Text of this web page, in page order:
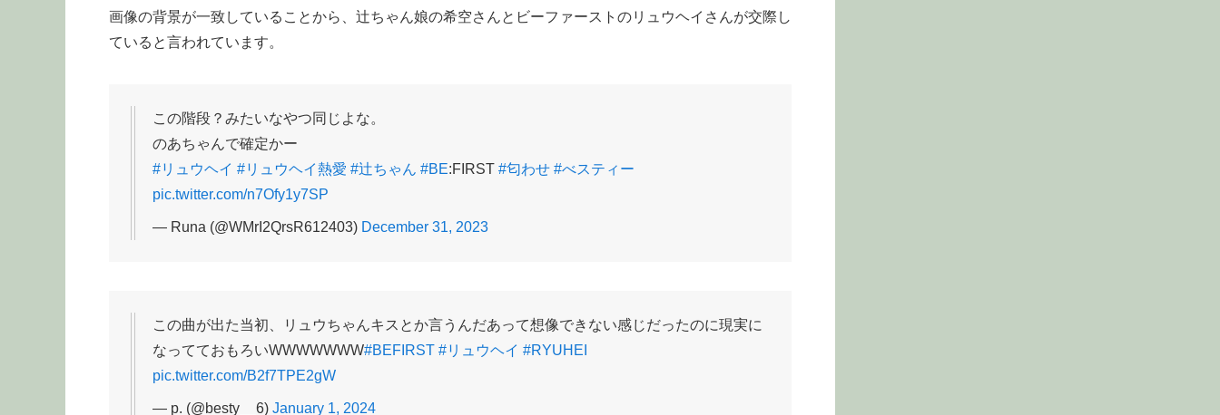
画像の背景が一致していることから、辻ちゃん娘の希空さんとビーファーストのリュウヘイさんが交際し
ていると言われています。
この階段？みたいなやつ同じよな。
のあちゃんで確定かー
#リュウヘイ #リュウヘイ熱愛 #辻ちゃん #BE:FIRST #匂わせ #べスティー
pic.twitter.com/n7Ofy1y7SP
— Runa (@WMrI2QrsR612403) December 31, 2023
この曲が出た当初、リュウちゃんキスとか言うんだあって想像できない感じだったのに現実に
なってておもろいWWWWWWW#BEFIRST #リュウヘイ #RYUHEI
pic.twitter.com/B2f7TPE2gW
— p. (@besty__6) January 1, 2024